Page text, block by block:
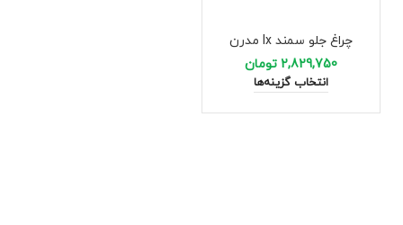
چراغ جلو سمند lx مدرن
2,829,750 تومان
انتخاب گزینه‌ها